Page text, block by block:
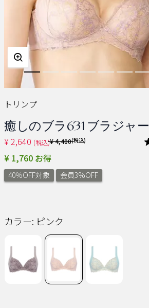
トリンプ
癒しのブラ631 ブラジャー
¥ 2,640 (税込)Price reduced from
¥ 4,400(税込)
¥ 1,760 お得
40％OFF対象 会員3%OFF
カラー: ピンク